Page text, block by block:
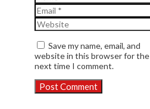
Email
Website
Save my name, email, and
website in this browser for the
next time I comment.